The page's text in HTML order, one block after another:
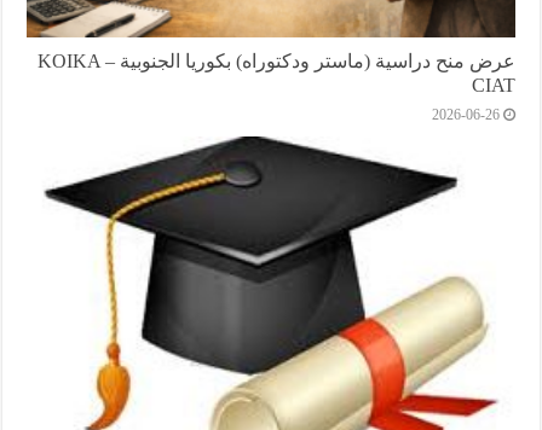
عرض منح دراسية (ماستر ودكتوراه) بكوريا الجنوبية KOIKA –
CIAT
2026-06-26